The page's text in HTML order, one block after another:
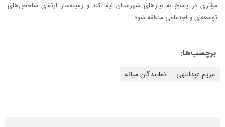
مؤثری در پاسخ به نیازهای شهرستان ایفا کند و زمینه‌ساز ارتقای شاخص‌های
توسعه‌ای و اجتماعی منطقه شود.
برچسب‌ها:
مریم عبداللهی نمایندگان میانه